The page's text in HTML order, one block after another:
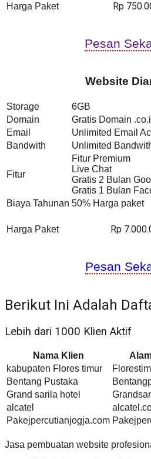
Harga Paket Rp
Pesan
Website
Storage 6GB
Domain
Gratis Domain
Email
Unlimited Email
Bandwith
Unlimited
Fitur
Fitur Premium
Live Chat
Gratis 2 Bulan
Gratis 1 Bulan
Biaya Tahunan 50% Harga paket
Harga Paket Rp
Pesan
Berikut Ini Adalah
Lebih dari 1000 Klien Aktif
Nama Klien
kabupaten Flores timur
Bentang Pustaka
Grand sarila hotel
alcatel
Pakejpercutianjogja.com
Jasa pembuatan website